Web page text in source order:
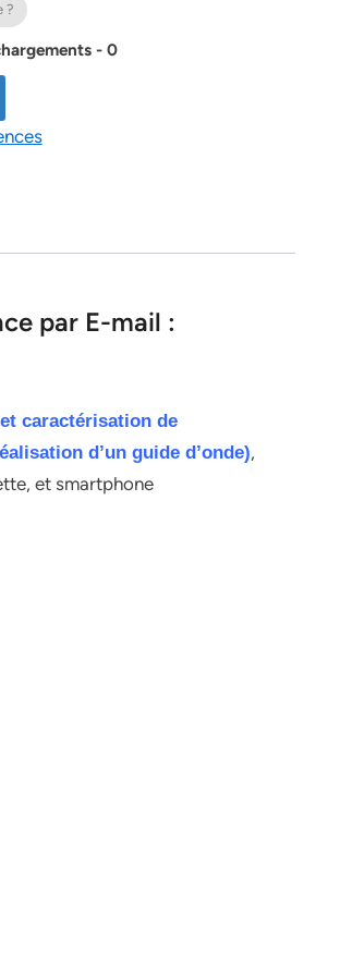
?
- 0
par E-mail :
caractérisation de
d’un guide d’onde),
et smartphone